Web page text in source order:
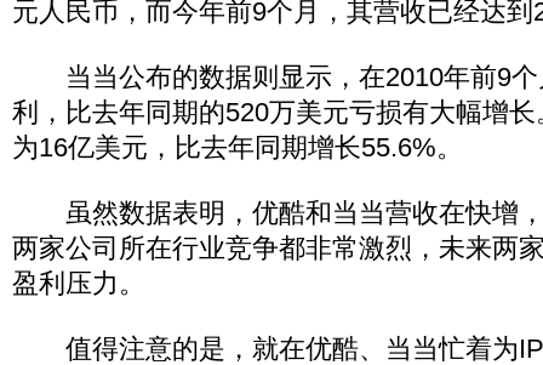
元人民币，而今年前9个月，其营收已经达
当当公布的数据则显示，在2010年前9个
利，比去年同期的520万美元亏损有大幅增
为16亿美元，比去年同期增长55.6%。
虽然数据表明，优酷和当当营收在快增
两家公司所在行业竞争都非常激烈，未来两
盈利压力。
值得注意的是，就在优酷、当当忙着为